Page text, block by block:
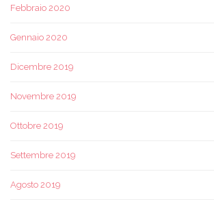
Febbraio 2020
Gennaio 2020
Dicembre 2019
Novembre 2019
Ottobre 2019
Settembre 2019
Agosto 2019